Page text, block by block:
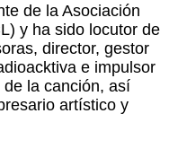
de la Asociación
y ha sido locutor de
director, gestor
e impulsor
la canción, así
artístico y